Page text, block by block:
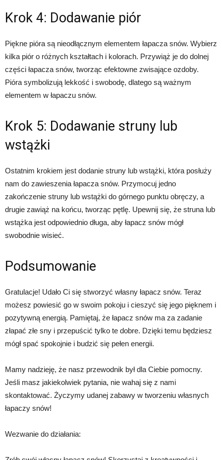
Krok 4: Dodawanie piór
Piękne pióra są nieodłącznym elementem łapacza snów. Wybierz
kilka piór o różnych kształtach i kolorach. Przywiąż je do dolnej
części łapacza snów, tworząc efektowne zwisające ozdoby.
Pióra symbolizują lekkość i swobodę, dlatego są ważnym
elementem w łapaczu snów.
Krok 5: Dodawanie struny lub
wstążki
Ostatnim krokiem jest dodanie struny lub wstążki, która posłuży
nam do zawieszenia łapacza snów. Przymocuj jedno
zakończenie struny lub wstążki do górnego punktu obręczy, a
drugie zawiąż na końcu, tworząc pętlę. Upewnij się, że struna lub
wstążka jest odpowiednio długa, aby łapacz snów mógł
swobodnie wisieć.
Podsumowanie
Gratulacje! Udało Ci się stworzyć własny łapacz snów. Teraz
możesz powiesić go w swoim pokoju i cieszyć się jego pięknem i
pozytywną energią. Pamiętaj, że łapacz snów ma za zadanie
złapać złe sny i przepuścić tylko te dobre. Dzięki temu będziesz
mógł spać spokojnie i budzić się pełen energii.
Mamy nadzieję, że nasz przewodnik był dla Ciebie pomocny.
Jeśli masz jakiekolwiek pytania, nie wahaj się z nami
skontaktować. Życzymy udanej zabawy w tworzeniu własnych
łapaczy snów!
Wezwanie do działania: